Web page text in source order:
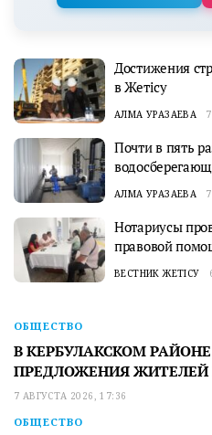
Достижения
в Жетісу
АЛМА УРАЗАЕВА
Почти в пять
АЛМА УРАЗАЕВА
Нотариусы
правовой
ВЕСТНИК ЖЕТІСУ
ОБЩЕСТВО
В КЕРБУЛАКСКОМ
ПРЕДЛОЖЕНИЯ ЖИТЕЛЕЙ
7 АВГУСТА 2026, 17:36
ОБЩЕСТВО